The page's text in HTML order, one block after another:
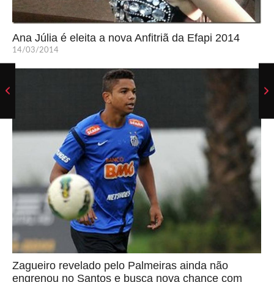
Ana Júlia é eleita a nova Anfitriã da Efapi 2014
14/03/2014
Zagueiro revelado pelo Palmeiras ainda não
engrenou no Santos e busca nova chance com